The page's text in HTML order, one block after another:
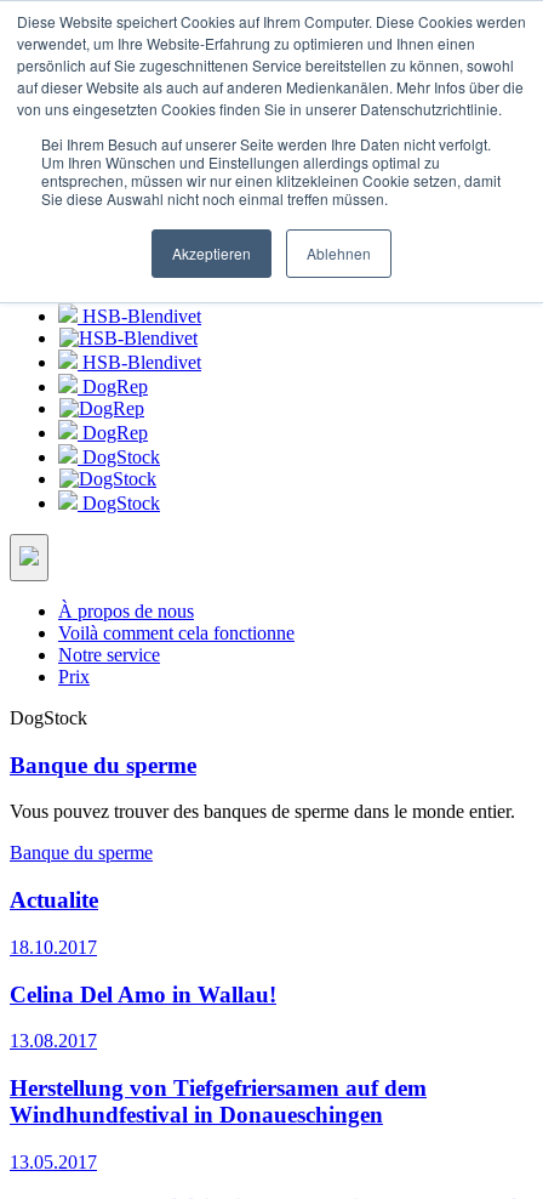
Diese Website speichert Cookies auf Ihrem Computer. Diese Cookies werden
verwendet, um Ihre Website-Erfahrung zu optimieren und Ihnen einen
persönlich auf Sie zugeschnittenen Service bereitstellen zu können, sowohl
auf dieser Website als auch auf anderen Medienkanälen. Mehr Infos über die
von uns eingesetzten Cookies finden Sie in unserer Datenschutzrichtlinie.
Bei Ihrem Besuch auf unserer Seite werden Ihre Daten nicht verfolgt.
Um Ihren Wünschen und Einstellungen allerdings optimal zu
entsprechen, müssen wir nur einen klitzekleinen Cookie setzen, damit
Sie diese Auswahl nicht noch einmal treffen müssen.
Akzeptieren Ablehnen
Connexion auportail HSB-Blendivet
HSB-Blendivet
DogRep
DogRep
DogStock
DogStock
HSB-Blendivet
HSB-Blendivet
DogRep
DogRep
DogStock
DogStock
À propos de nous
Voilà comment cela fonctionne
Notre service
Prix
DogStock
Banque du sperme
Vous pouvez trouver des banques de sperme dans le monde entier.
Banque du sperme
Actualite
18.10.2017
Celina Del Amo in Wallau!
13.08.2017
Herstellung von Tiefgefriersamen auf dem
Windhundfestival in Donaueschingen
13.05.2017